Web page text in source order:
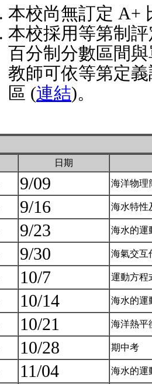
本校尚無訂定 A+
本校採用等第制
百分制分數區間
教師可依等第定
區 (連結)。
日期
9/09 海洋物理
9/16 海水特性
9/23 海水的運
9/30 海氣交互
10/7 運動方
10/14 海水的運
10/21 海洋熱
10/28 期中考
11/04 海水的運